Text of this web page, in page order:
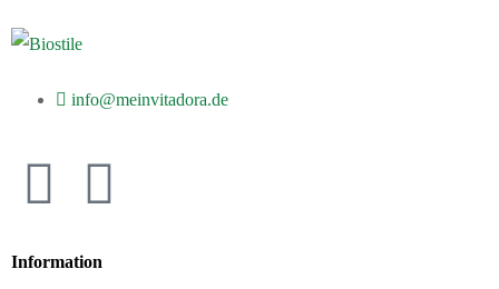
info@meinvitadora.de
Information